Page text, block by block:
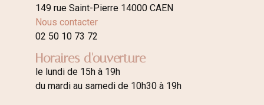
149 rue Saint-Pierre 14000 CAEN
Nous contacter
02 50 10 73 72
Horaires d'ouverture
le lundi de 15h à 19h
du mardi au samedi de 10h30 à 19h